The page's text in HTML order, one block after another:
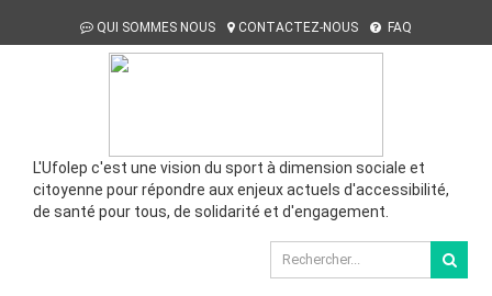
QUI SOMMES NOUS CONTACTEZ-NOUS FAQ
L'Ufolep c'est une vision du sport à dimension sociale et
citoyenne pour répondre aux enjeux actuels d'accessibilité,
de santé pour tous, de solidarité et d'engagement.